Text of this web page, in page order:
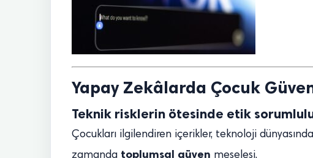
Yapay Zekâlarda Çocuk
Teknik risklerin ötesinde etik
Çocukları ilgilendiren içerikler, teknoloji
zamanda toplumsal güven meselesi.